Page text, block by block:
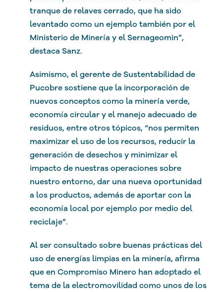
tranque de relaves cerrado, que ha sido
levantado como un ejemplo también por el
Ministerio de Minería y el Sernageomin”,
destaca Sanz.
Asimismo, el gerente de Sustentabilidad de
Pucobre sostiene que la incorporación de
nuevos conceptos como la minería verde,
economía circular y el manejo adecuado de
residuos, entre otros tópicos, “nos permiten
maximizar el uso de los recursos, reducir la
generación de desechos y minimizar el
impacto de nuestras operaciones sobre
nuestro entorno, dar una nueva oportunidad
a los productos, además de aportar con la
economía local por ejemplo por medio del
reciclaje”.
Al ser consultado sobre buenas prácticas del
uso de energías limpias en la minería, afirma
que en Compromiso Minero han adoptado el
tema de la electromovilidad como unos de los